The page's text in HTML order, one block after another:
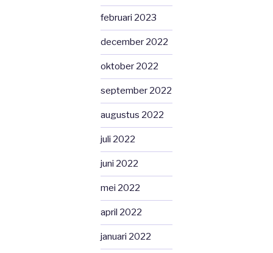
februari 2023
december 2022
oktober 2022
september 2022
augustus 2022
juli 2022
juni 2022
mei 2022
april 2022
januari 2022